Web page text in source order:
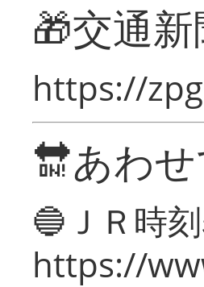
🎁交通
https://
🔛あわ
🔵ＪＲ時
https://